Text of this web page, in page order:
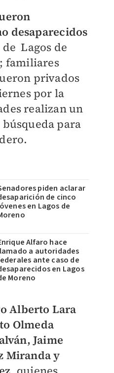
desaparecidos
Lagos de
familiares
privados
por la
realizan un
para
piden aclarar
de cinco
en Lagos de
Alfaro hace
a autoridades
ante caso de
en Lagos
Moreno
Alberto Lara
Olmeda
Jaime
Miranda y